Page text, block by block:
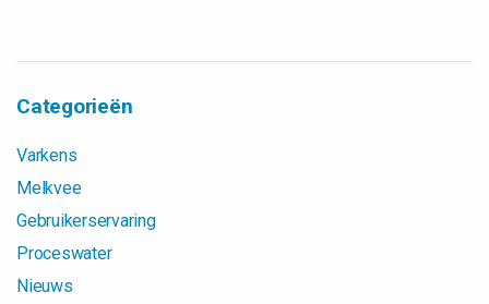
Categorieën
Varkens
Melkvee
Gebruikerservaring
Proceswater
Nieuws